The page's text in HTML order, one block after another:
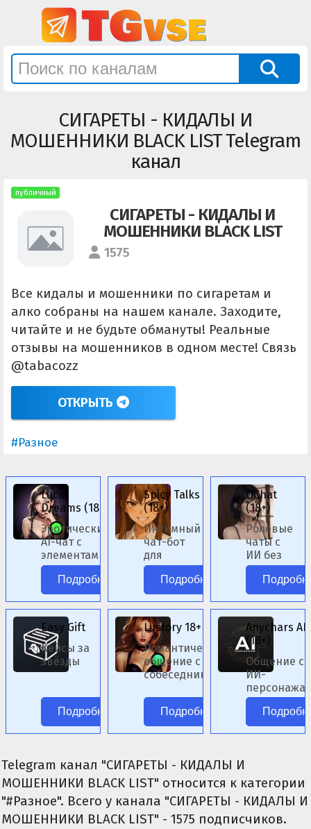
СИГАРЕТЫ - КИДАЛЫ И
МОШЕННИКИ BLACK LIST Telegram
канал
публичный
СИГАРЕТЫ - КИДАЛЫ И
МОШЕННИКИ BLACK LIST
1575
Все кидалы и мошенники по сигаретам и
алко собраны на нашем канале. Заходите,
читайте и не будьте обмануты! Реальные
отзывы на мошенников в одном месте! Связь
@tabacozz
ОТКРЫТЬ
#Разное
Lucid
Dreams (18+)
Эротический
AI-чат с
элементами
фэнтези.
Подробнее
Spicy Talks
(18+)
Интимный
чат-бот
для
ролевых
сценариев.
Подробнее
OChat
(18+)
Ролевые
чаты с
ИИ без
цензуры.
Easy Gift
Кейсы за
звёзды
Подробнее
Lustory 18+
Романтическое
общение с ИИ-
собеседниками
Подробнее
Anychars AI
(18+)
Общение с
ИИ-
аниме без
цензуры.
Telegram канал "СИГАРЕТЫ - КИДАЛЫ И
МОШЕННИКИ BLACK LIST" относится к категории
"#Разное". Всего у канала "СИГАРЕТЫ - КИДАЛЫ И
МОШЕННИКИ BLACK LIST" - 1575 подписчиков.